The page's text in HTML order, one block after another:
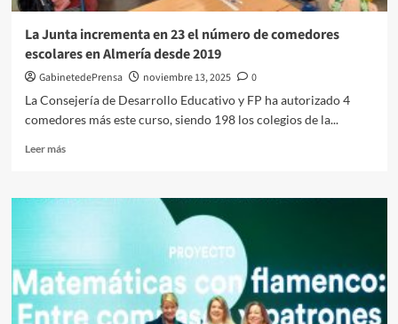
de
La Junta incrementa en 23 el número de comedores
escolares en Almería desde 2019
GabinetedePrensa noviembre 13, 2025
0
La Consejería de Desarrollo Educativo y FP ha autorizado 4
comedores más este curso, siendo 198 los colegios de la...
Leer másLeer
La
23
el
número
de